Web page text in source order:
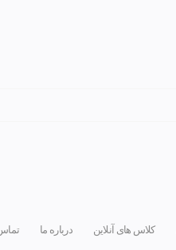
کلاس های آنلاین درباره ما